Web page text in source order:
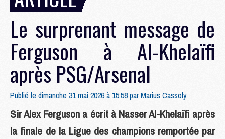
Le surprenant message de
Ferguson à Al-Khelaïfi
après PSG/Arsenal
Publié le dimanche 31 mai 2026 à 15:58 parMarius Cassoly
Sir Alex Ferguson a écrit à Nasser Al-Khelaïfi après
la finale de la Ligue des champions remportée par